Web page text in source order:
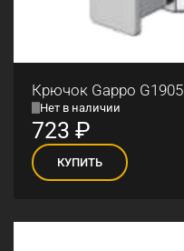
Крючок Gappo G1905
Нет в наличии
723 ₽
КУПИТЬ